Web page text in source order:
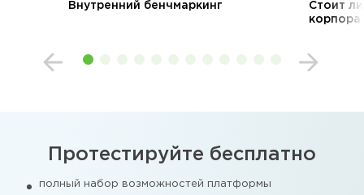
Внутренний бенчмаркинг
Стоит
Протестируйте бесплатно
полный набор возможностей платформы